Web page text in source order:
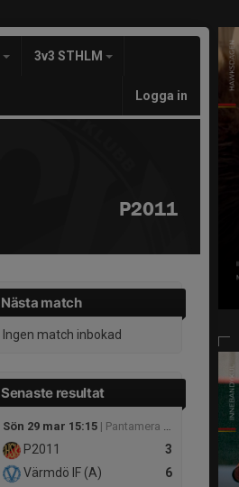
3v3 STHLM
Logga in
P2011
Nästa match
Ingen match inbokad
Senaste resultat
Sön 29 mar 15:15 | Pantamera Pojkar 2011 B Norra
3
P2011
6
Värmdö IF (A)